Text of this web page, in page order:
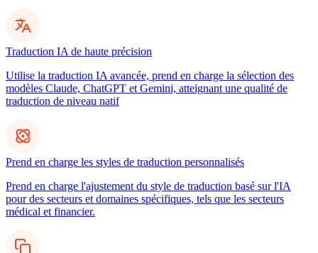
Traduction IA de haute précision
Utilise la traduction IA avancée, prend en charge la sélection des
modèles Claude, ChatGPT et Gemini, atteignant une qualité de
traduction de niveau natif
Prend en charge les styles de traduction personnalisés
Prend en charge l'ajustement du style de traduction basé sur l'IA
pour des secteurs et domaines spécifiques, tels que les secteurs
médical et financier.